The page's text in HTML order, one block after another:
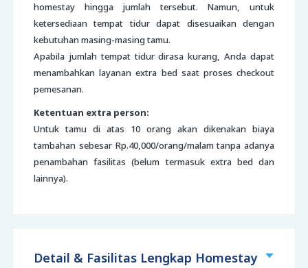
homestay hingga jumlah tersebut. Namun, untuk
ketersediaan tempat tidur dapat disesuaikan dengan
kebutuhan masing-masing tamu.
Apabila jumlah tempat tidur dirasa kurang, Anda dapat
menambahkan layanan extra bed saat proses checkout
pemesanan.
Ketentuan extra person:
Untuk tamu di atas 10 orang akan dikenakan biaya
tambahan sebesar Rp.40,000/orang/malam tanpa adanya
penambahan fasilitas (belum termasuk extra bed dan
lainnya).
Detail & Fasilitas Lengkap Homestay